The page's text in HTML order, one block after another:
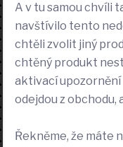
A v tu samou chvíli
navštívilo tento
chtěli zvolit jiný
chtěný produkt
aktivací
odejdou z obchodu,
Řekněme, že máte